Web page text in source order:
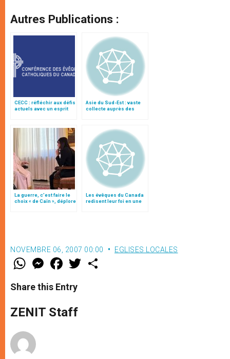
Autres Publications :
CECC : réfléchir aux défis
actuels avec un esprit
Asie du Sud-Est : vaste
collecte auprès des
La guerre, c’est faire le
choix « de Caïn », déplore
Les évêques du Canada
redisent leur foi en une
NOVEMBRE 06, 2007 00:00 EGLISES LOCALES
W
t
s
p
p
M
e
s
e
g
e
F
a
e
b
o
k
w
Share this Entry
ZENIT Staff